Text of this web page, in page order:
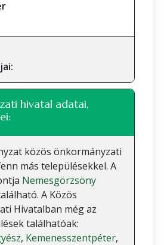
hivatal adatai,
közös önkormányzati
más településekkel. A
Nemesgörzsöny
A Közös
Hivatalban még az
találhatóak:
, Kemenesszentpéter,